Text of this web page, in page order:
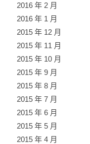
2016 年 2 月
2016 年 1 月
2015 年 12 月
2015 年 11 月
2015 年 10 月
2015 年 9 月
2015 年 8 月
2015 年 7 月
2015 年 6 月
2015 年 5 月
2015 年 4 月